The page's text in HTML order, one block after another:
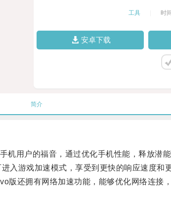
工具 时
安卓下载
简介
用户的福音，通过优化手机性能，释放潜能
游戏加速模式，享受到更快的响应速度和更
还拥有网络加速功能，能够优化网络连接，